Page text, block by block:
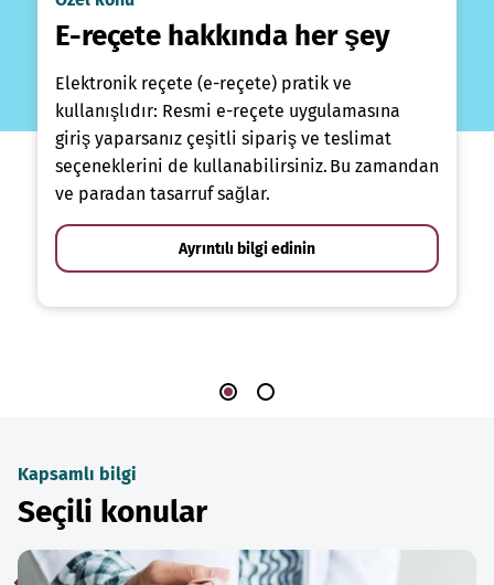
E-reçete hakkında her şey
Elektronik reçete (e-reçete) pratik ve
kullanışlıdır: Resmi e-reçete uygulamasına
giriş yaparsanız çeşitli sipariş ve teslimat
seçeneklerini de kullanabilirsiniz. Bu zamandan
ve paradan tasarruf sağlar.
Ayrıntılı bilgi edinin
Kapsamlı bilgi
Seçili konular